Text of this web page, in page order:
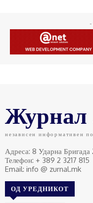
-
Журнал
независен информативен
Адреса: 8 Ударна Бригада
Телефон: + 389 2 3217 815
Email: info @ zurnal.mk
ОД УРЕДНИКОТ